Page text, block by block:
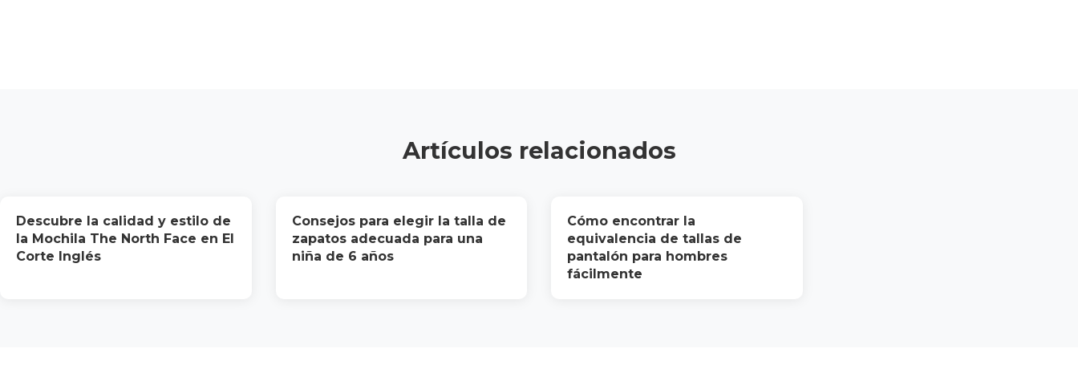
Artículos relacionados
Descubre la calidad y estilo de
la Mochila The North Face en El
Corte Inglés
Consejos para elegir la talla de
zapatos adecuada para una
niña de 6 años
Cómo encontrar la
equivalencia de tallas de
pantalón para hombres
fácilmente